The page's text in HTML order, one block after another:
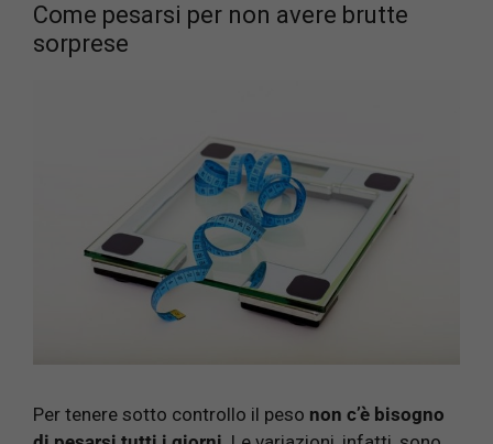
Come pesarsi per non avere brutte
sorprese
Per tenere sotto controllo il peso non c’è bisogno